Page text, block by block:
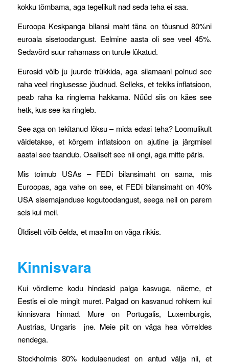
kokku tõmbama, aga tegelikult nad seda teha ei saa.
Euroopa Keskpanga bilansi maht täna on tõusnud 80%ni
euroala sisetoodangust. Eelmine aasta oli see veel 45%.
Sedavõrd suur rahamass on turule lükatud.
Eurosid võib ju juurde trükkida, aga siiamaani polnud see
raha veel ringlusesse jõudnud. Selleks, et tekiks inflatsioon,
peab raha ka ringlema hakkama. Nüüd siis on käes see
hetk, kus see ka ringleb.
See aga on tekitanud lõksu – mida edasi teha? Loomulikult
väidetakse, et kõrgem inflatsioon on ajutine ja järgmisel
aastal see taandub. Osaliselt see nii ongi, aga mitte päris.
Mis toimub USAs – FEDi bilansimaht on sama, mis
Euroopas, aga vahe on see, et FEDi bilansimaht on 40%
USA sisemajanduse kogutoodangust, seega neil on parem
seis kui meil.
Üldiselt võib öelda, et maailm on väga rikkis.
Kinnisvara
Kui võrdleme kodu hindasid palga kasvuga, näeme, et
Eestis ei ole mingit muret. Palgad on kasvanud rohkem kui
kinnisvara hinnad. Mure on Portugalis, Luxemburgis,
Austrias, Ungaris jne. Meie pilt on väga hea võrreldes
nendega.
Stockholmis 80% kodulaenudest on antud välja nii, et